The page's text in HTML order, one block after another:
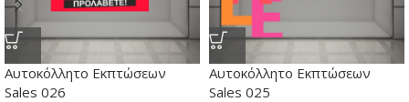
Αυτοκόλλητο Εκπτώσεων
Sales 026
Αυτοκόλλητο Εκπτώσεων
Sales 025